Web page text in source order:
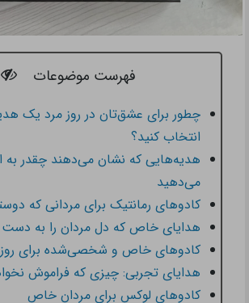
فهرست موضوعات
چطور برای عشق‌تان در روز مرد یک
انتخاب کنید؟
هدیه‌هایی که نشان می‌دهند چقدر به
می‌دهید
کادوهای رمانتیک برای مردانی که
هدایای خاص که دل مردان را به دست
کادوهای خاص و شخصی‌شده برای
هدایای تجربی: چیزی که فراموش
کادوهای لوکس برای مردان خاص